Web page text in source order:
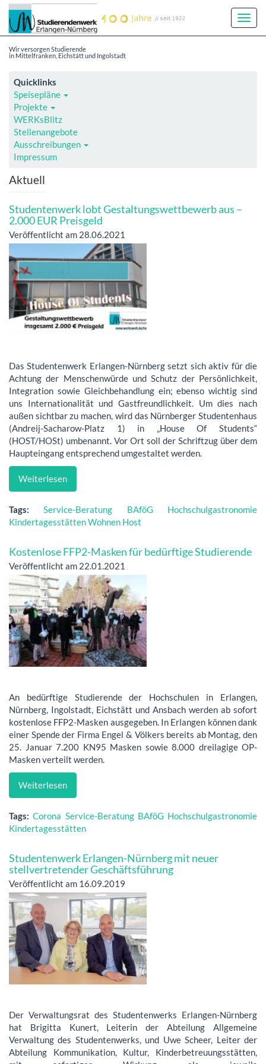
Wir versorgen Studierende
in Mittelfranken, Eichstätt und Ingolstadt
Quicklinks
Speisepläne
Projekte
WERKsBlitz
Stellenangebote
Ausschreibungen
Impressum
Aktuell
Studentenwerk lobt Gestaltungswettbewerb aus –
2.000 EUR Preisgeld
Veröffentlicht am 28.06.2021
Das Studentenwerk Erlangen-Nürnberg setzt sich aktiv für die
Achtung der Menschenwürde und Schutz der Persönlichkeit,
Integration sowie Gleichbehandlung ein; ebenso wichtig sind
uns Internationalität und Gastfreundlichkeit. Um dies nach
außen sichtbar zu machen, wird das Nürnberger Studentenhaus
(Andreij-Sacharow-Platz 1) in „House Of Students“
(HOST/HOSt) umbenannt. Vor Ort soll der Schriftzug über dem
Haupteingang entsprechend umgestaltet werden.
Weiterlesen
Tags: Service-Beratung BAföG
Hochschulgastronomie
KindertagesstättenWohnen Host
Kostenlose FFP2-Masken für bedürftige Studierende
Veröffentlicht am 22.01.2021
An bedürftige Studierende der Hochschulen in Erlangen,
Nürnberg, Ingolstadt, Eichstätt und Ansbach werden ab sofort
kostenlose FFP2-Masken ausgegeben. In Erlangen können dank
einer Spende der Firma Engel & Völkers bereits ab Montag, den
25. Januar 7.200 KN95 Masken sowie 8.000 dreilagige OP-
Masken verteilt werden.
Weiterlesen
Tags: Corona Service-Beratung BAföG Hochschulgastronomie
Kindertagesstätten
Studentenwerk Erlangen-Nürnberg mit neuer
stellvertretender Geschäftsführung
Veröffentlicht am 16.09.2019
Der Verwaltungsrat des Studentenwerks Erlangen-Nürnberg
hat Brigitta Kunert, Leiterin der Abteilung Allgemeine
Verwaltung des Studentenwerks, und Uwe Scheer, Leiter der
Abteilung Kommunikation, Kultur, Kinderbetreuungsstätten,